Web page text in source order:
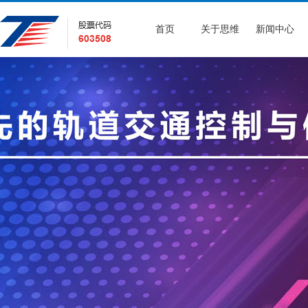
首页 关于思维 新闻中心